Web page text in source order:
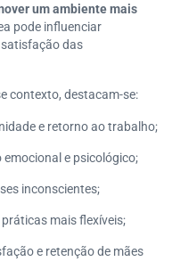
um ambiente mais
pode influenciar
satisfação das
contexto, destacam-se:
e retorno ao trabalho;
e psicológico;
inconscientes;
mais flexíveis;
e retenção de mães